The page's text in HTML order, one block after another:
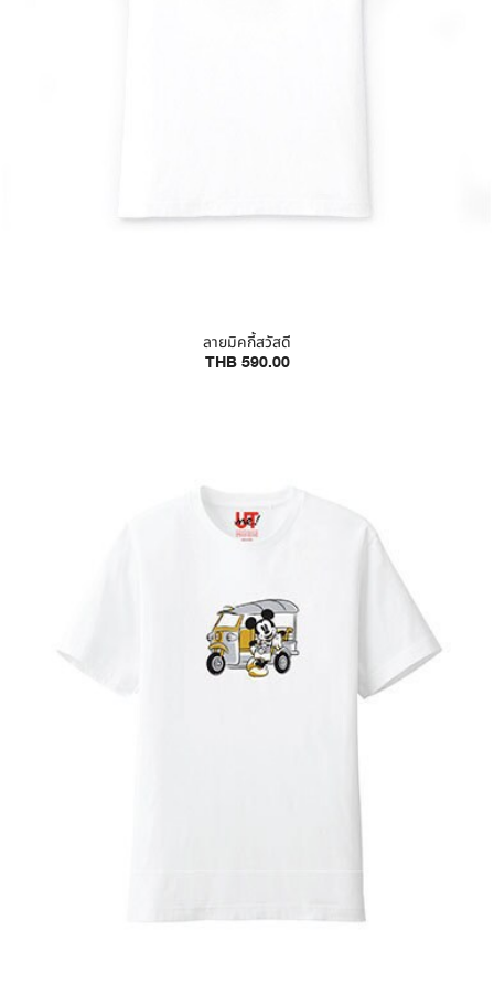
ลายมิคกี้สวัสดี
THB 590.00